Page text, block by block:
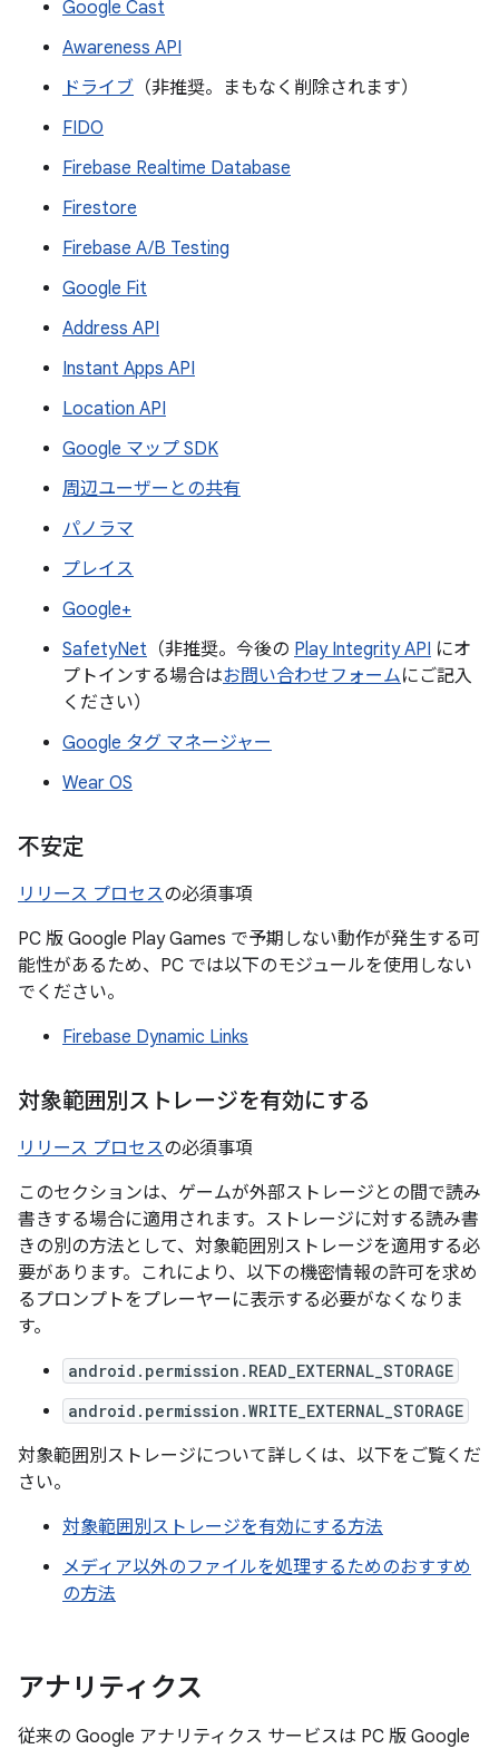
Google Cast
Awareness API
ドライブ （非推奨。まもなく削除されます）
FIDO
Firebase Realtime Database
Firestore
Firebase A/B Testing
Google Fit
Address API
Instant Apps API
Location API
Google マップ SDK
周辺ユーザーとの共有
パノラマ
プレイス
Google+
SafetyNet （非推奨。今後の Play Integrity API にオ
プトインする場合はお問い合わせフォームにご記入
ください）
Google タグ マネージャー
Wear OS
不安定
リリース プロセスの必須事項
PC 版 Google Play Games で予期しない動作が発生する可
能性があるため、PC では以下のモジュールを使用しない
でください。
Firebase Dynamic Links
対象範囲別ストレージを有効にする
リリース プロセスの必須事項
このセクションは、ゲームが外部ストレージとの間で読み
書きする場合に適用されます。ストレージに対する読み書
きの別の方法として、対象範囲別ストレージを適用する必
要があります。これにより、以下の機密情報の許可を求め
るプロンプトをプレーヤーに表示する必要がなくなりま
す。
android.permission.READ_EXTERNAL_STORAGE
android.permission.WRITE_EXTERNAL_STORAGE
対象範囲別ストレージについて詳しくは、以下をご覧くだ
さい。
対象範囲別ストレージを有効にする方法
メディア以外のファイルを処理するためのおすすめ
の方法
アナリティクス
従来の Google アナリティクス サービスは PC 版 Google